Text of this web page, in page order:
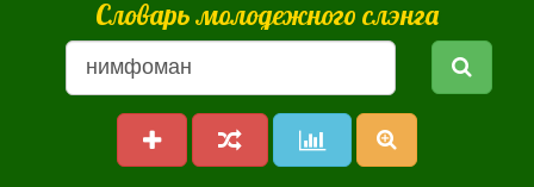
Словарь молодежного слэнга